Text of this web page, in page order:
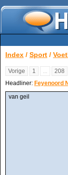
Index / Sport /
Vorige 1 ... 208
Headliner: Feyenoord
van geil